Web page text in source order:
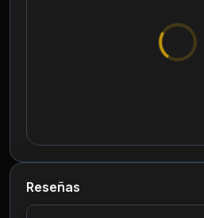
Reseñas